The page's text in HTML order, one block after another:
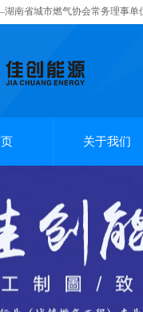
南省城市燃气协会常务理事单
关于我们